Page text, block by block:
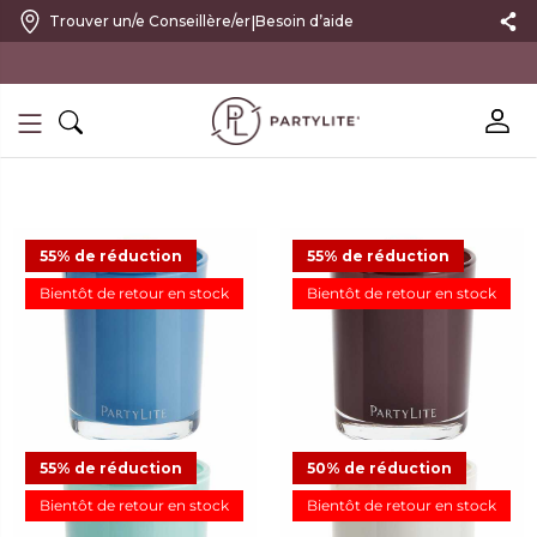
Trouver un/e Conseillère/er|Besoin d’aide
55% de réduction
Bientôt de retour en stock
55% de réduction
Bientôt de retour en stock
55% de réduction
Bientôt de retour en stock
50% de réduction
Bientôt de retour en stock